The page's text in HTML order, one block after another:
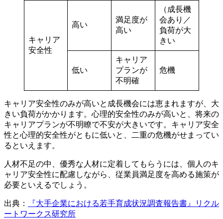
キャリア
安全性
高い
満足度が
高い
（成長機
会あり／
負荷が大
きい
低い
キャリア
プランが
不明確
危機
キャリア安全性のみが高いと成長機会には恵まれますが、大
きい負荷がかかります。心理的安全性のみが高いと、将来の
キャリアプランが不明瞭で不安が大きいです。キャリア安全
性と心理的安全性がともに低いと、二重の危機がせまってい
るといえます。
人材不足の中、優秀な人材に定着してもらうには、個人のキ
ャリア安全性に配慮しながら、従業員満足度を高める施策が
必要といえるでしょう。
出典：
『大手企業における若手育成状況調査報告書』リクル
ートワークス研究所